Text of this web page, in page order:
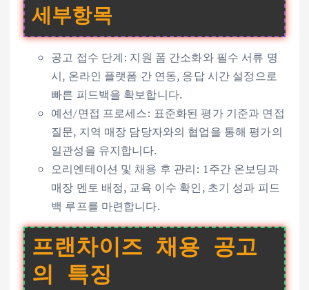
세부항목
공고 접수 단계: 지원 폼 간소화와 필수 서류 명
시, 온라인 플랫폼 간 연동, 응답 시간 설정으로
빠른 피드백을 확보합니다.
예선/면접 프로세스: 표준화된 평가 기준과 면접
질문, 지역 매장 담당자와의 협업을 통해 평가의
일관성을 유지합니다.
오리엔테이션 및 채용 후 관리: 1주간 온보딩과
매장 멘토 배정, 교육 이수 확인, 초기 성과 피드
백 루프를 마련합니다.
프랜차이즈 채용 공고
의 특징